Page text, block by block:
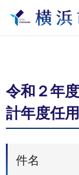
令和２年
計年度任
件名